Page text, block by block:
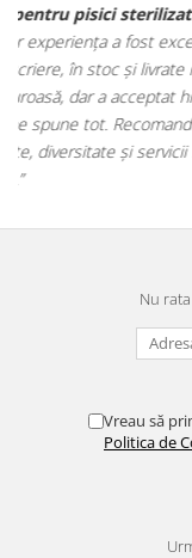
Apreciez foarte mult
doar hrană, ci
antiparazitare,
comod să pot
dintr-un singur loc.
originale și în
Nu
Vreau să
Politica de